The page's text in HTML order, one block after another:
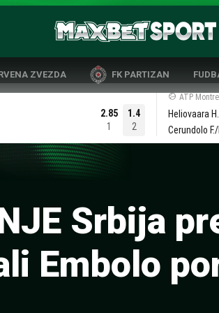
ZVEZDA FK PARTIZAN
LIGE
2.85
1
1.4
2
ATP
Heliovaara
Cerundolo
Srbija
Embolo